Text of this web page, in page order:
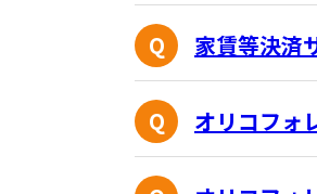
家賃等決済
オリコフォ